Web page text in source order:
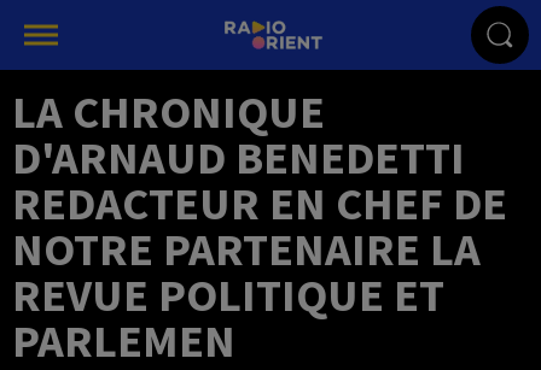
LA CHRONIQUE
D'ARNAUD BENEDETTI
REDACTEUR EN CHEF DE
NOTRE PARTENAIRE LA
REVUE POLITIQUE ET
PARLEMEN